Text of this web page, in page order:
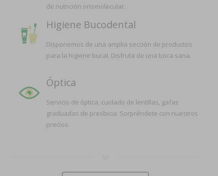
de nutrición ortomolecular.
Higiene Bucodental
Disponemos de una amplia sección de productos
para la higiene bucal. Disfruta de una boca sana.
Óptica
Servicio de óptica, cuidado de lentillas, gafas
graduadas de presbicia. Sorpréndete con nuestros
precios.